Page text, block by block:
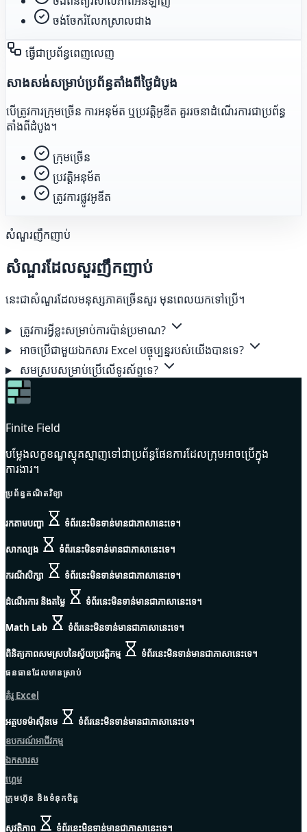
ចង់ចែករំលែកស្រាលជាង
ធ្វើជាប្រព័ន្ធពេញលេញ
សាងសង់សម្រាប់ប្រព័ន្ធតាំងពីថ្ងៃដំបូង
បើត្រូវការក្រុមច្រើន ការអនុម័ត ឬប្រវត្តិអូឌីត គួររចនាដំណើរការជាប្រព័ន្ធ
តាំងពីដំបូង។
ក្រុមច្រើន
ប្រវត្តិអនុម័ត
ត្រូវការផ្លូវអូឌីត
សំណួរញឹកញាប់
សំណួរដែលសួរញឹកញាប់
នេះជាសំណួរដែលមនុស្សភាគច្រើនសួរ មុនពេលយកទៅប្រើ។
ត្រូវការអ្វីខ្លះសម្រាប់ការប៉ាន់ប្រមាណ?
អាចប្រើជាមួយឯកសារ Excel បច្ចុប្បន្នរបស់យើងបានទេ?
សមស្របសម្រាប់ប្រើលើទូរស័ព្ទទេ?
Finite Field
បម្លែងលក្ខខណ្ឌស្មុគស្មាញទៅជាប្រព័ន្ធផែនការដែលក្រុមអាចប្រើក្នុង
ការងារ។
ប្រព័ន្ធគណិតវិទ្យា
រកតាមបញ្ហា ទំព័រនេះមិនទាន់មានជាភាសានេះទេ។
សាកល្បង ទំព័រនេះមិនទាន់មានជាភាសានេះទេ។
ករណីសិក្សា ទំព័រនេះមិនទាន់មានជាភាសានេះទេ។
ដំណើរការ និងតម្លៃ ទំព័រនេះមិនទាន់មានជាភាសានេះទេ។
Math Lab ទំព័រនេះមិនទាន់មានជាភាសានេះទេ។
ពិនិត្យភាពសមស្របនៃស្វ័យប្រវត្តិកម្ម ទំព័រនេះមិនទាន់មានជាភាសានេះទេ។
ធនធានដែលមានស្រាប់
គំរូ Excel
អត្ថបទម៉ាស៊ីនមេ
ទំព័រនេះមិនទាន់មានជាភាសានេះទេ។
ឧបករណ៍អាជីវកម្ម
ឯកសារស
ហ្គេម
ក្រុមហ៊ុន និងទំនុកចិត្ត
សុវត្ថិភាព ទំព័រនេះមិនទាន់មានជាភាសានេះទេ។